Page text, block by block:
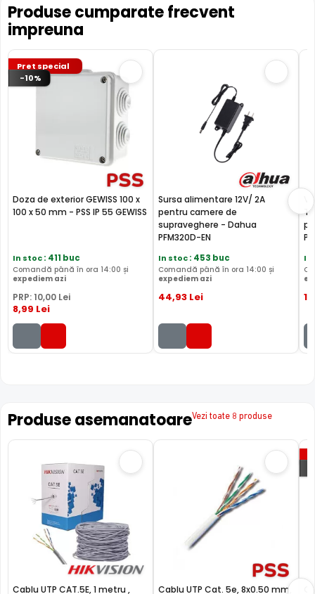
Produse cumparate frecvent
impreuna
Pret special
-10%
Doza de exterior GEWISS 100 x
100 x 50 mm - PSS IP 55 GEWISS
In stoc: 411 buc
Comandă până în ora 14:00 și
expediem azi
PRP: 10,00 Lei
8,99 Lei
Sursa alimentare 12V/ 2A
pentru camere de
supraveghere - Dahua
PFM320D-EN
In stoc: 453 buc
Comandă până în ora 14:00 și
expediem azi
44,93 Lei
In
17
Produse asemanatoareVezi toate 8 produse
Cablu UTP CAT.5E, 1 metru ,
Cablu UTP Cat. 5e, 8x0.50 mm,